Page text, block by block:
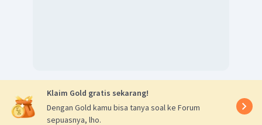
Klaim Gold gratis sekarang!
Dengan Gold kamu bisa tanya soal ke Forum
sepuasnya, lho.